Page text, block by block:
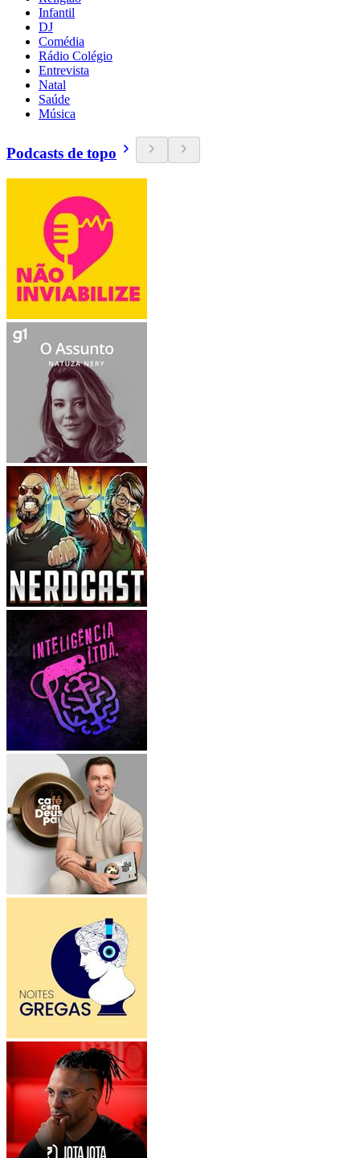
Infantil
DJ
Comédia
Rádio Colégio
Entrevista
Natal
Saúde
Música
Podcasts de topo